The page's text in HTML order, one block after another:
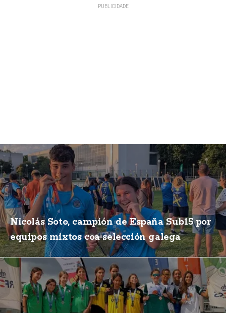
Nicolás Soto, campión de España Sub15 por
equipos mixtos coa selección galega